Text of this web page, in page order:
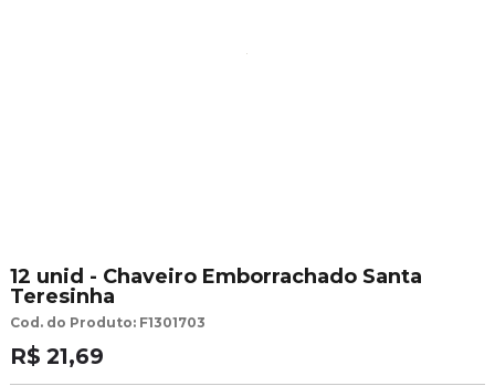
12 unid - Chaveiro Emborrachado Santa
Teresinha
Cod. do Produto: F1301703
R$ 21,69